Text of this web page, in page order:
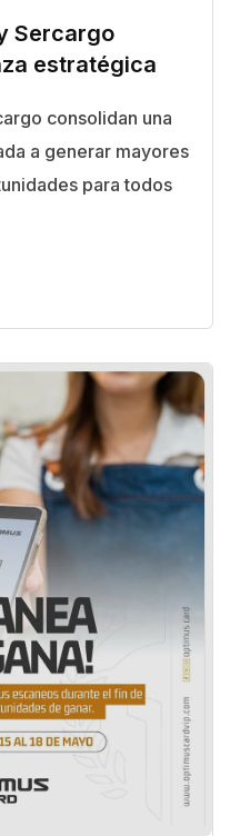
Sercargo
estratégica
consolidan una
a generar mayores
para todos